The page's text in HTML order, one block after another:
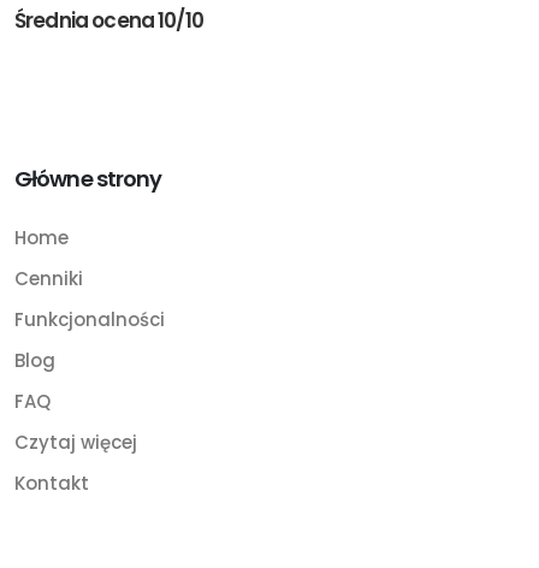
Średnia ocena 10/10
Główne strony
Home
Cenniki
Funkcjonalności
Blog
FAQ
Czytaj więcej
Kontakt